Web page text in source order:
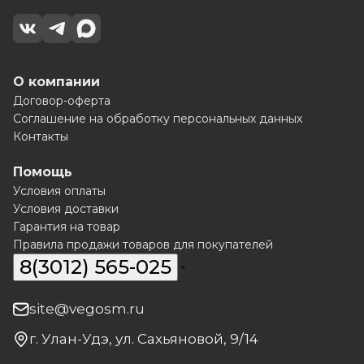
О компании
Договор-оферта
Соглашение на обработку персональных данных
Контакты
Помощь
Условия оплаты
Условия доставки
Гарантия на товар
Правила продажи товаров для покупателей
8(3012) 565-025
site@vegosm.ru
г. Улан-Удэ, ул. Сахьяновой, 9/14